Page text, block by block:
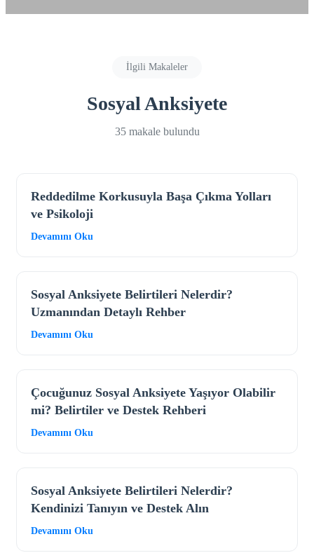
İlgili Makaleler
Sosyal Anksiyete
35 makale bulundu
Reddedilme Korkusuyla Başa Çıkma Yolları
ve Psikoloji
Devamını Oku
Sosyal Anksiyete Belirtileri Nelerdir?
Uzmanından Detaylı Rehber
Devamını Oku
Çocuğunuz Sosyal Anksiyete Yaşıyor Olabilir
mi? Belirtiler ve Destek Rehberi
Devamını Oku
Sosyal Anksiyete Belirtileri Nelerdir?
Kendinizi Tanıyın ve Destek Alın
Devamını Oku